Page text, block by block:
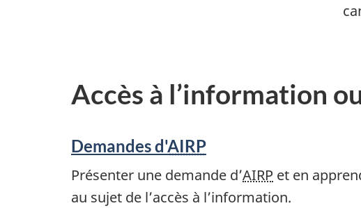
Accès à l’information
Demandes d'AIRP
Présenter une demande d’AIRP et en
au sujet de l’accès à l’information.